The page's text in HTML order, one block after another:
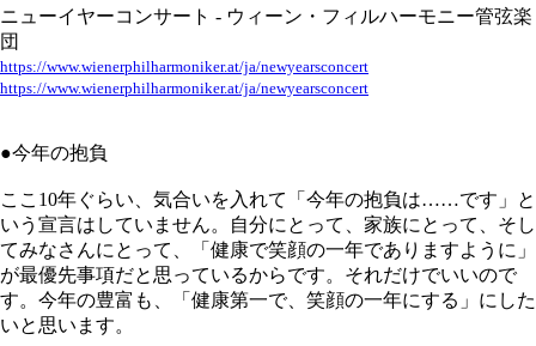
ニューイヤーコンサート - ウィーン・フィルハーモニー管弦楽
団
https://www.wienerphilharmoniker.at/ja/newyearsconcert
https://www.wienerphilharmoniker.at/ja/newyearsconcert
●今年の抱負
ここ10年ぐらい、気合いを入れて「今年の抱負は……です」と
いう宣言はしていません。自分にとって、家族にとって、そし
てみなさんにとって、「健康で笑顔の一年でありますように」
が最優先事項だと思っているからです。それだけでいいので
す。今年の豊富も、「健康第一で、笑顔の一年にする」にした
いと思います。